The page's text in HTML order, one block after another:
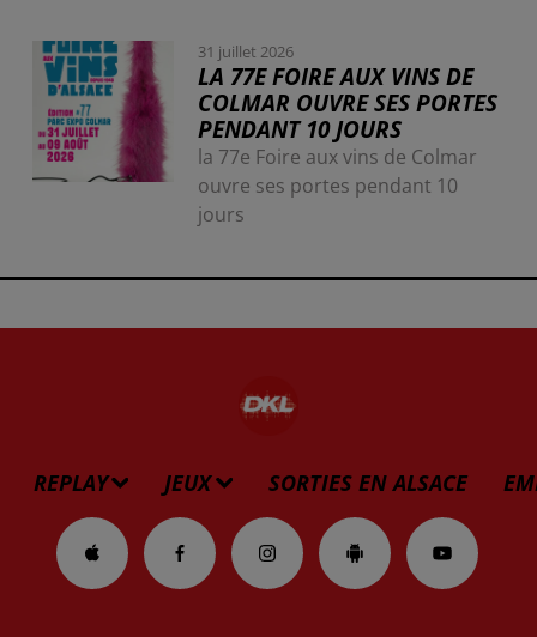
31 juillet 2026
LA 77E FOIRE AUX VINS DE
COLMAR OUVRE SES PORTES
PENDANT 10 JOURS
la 77e Foire aux vins de Colmar
ouvre ses portes pendant 10
jours
REPLAY JEUX SORTIES EN ALSACE